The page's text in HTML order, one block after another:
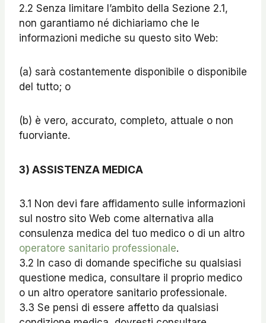
2.2 Senza limitare l’ambito della Sezione 2.1,
non garantiamo né dichiariamo che le
informazioni mediche su questo sito Web:
(a) sarà costantemente disponibile o disponibile
del tutto; o
(b) è vero, accurato, completo, attuale o non
fuorviante.
3) ASSISTENZA MEDICA
3.1 Non devi fare affidamento sulle informazioni
sul nostro sito Web come alternativa alla
consulenza medica del tuo medico o di un altro
operatore sanitario professionale.
3.2 In caso di domande specifiche su qualsiasi
questione medica, consultare il proprio medico
o un altro operatore sanitario professionale.
3.3 Se pensi di essere affetto da qualsiasi